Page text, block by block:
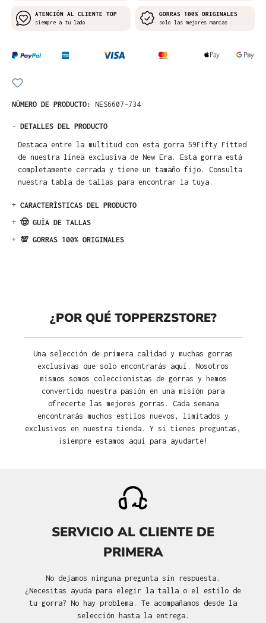
ATENCIÓN AL CLIENTE TOP
siempre a tu lado
GORRAS 100% ORIGINALES
solo las mejores marcas
NÚMERO DE PRODUCTO: NES6607-734
- DETALLES DEL PRODUCTO
Destaca entre la multitud con esta gorra 59Fifty Fitted
de nuestra línea exclusiva de New Era. Esta gorra está
completamente cerrada y tiene un tamaño fijo. Consulta
nuestra tabla de tallas para encontrar la tuya.
+ CARACTERÍSTICAS DEL PRODUCTO
+ 🤠 GUÍA DE TALLAS
+ 💯 GORRAS 100% ORIGINALES
¿POR QUÉ TOPPERZSTORE?
Una selección de primera calidad y muchas gorras
exclusivas que solo encontrarás aquí. Nosotros
mismos somos coleccionistas de gorras y hemos
convertido nuestra pasión en una misión para
ofrecerte las mejores gorras. Cada semana
encontrarás muchos estilos nuevos, limitados y
exclusivos en nuestra tienda. Y si tienes preguntas,
¡siempre estamos aquí para ayudarte!
SERVICIO AL CLIENTE DE
PRIMERA
No dejamos ninguna pregunta sin respuesta.
¿Necesitas ayuda para elegir la talla o el estilo de
tu gorra? No hay problema. Te acompañamos desde la
selección hasta la entrega.